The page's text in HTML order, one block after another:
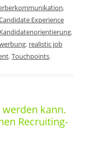
,
Experience
Kandidatenorientierung,
, realistic job
,Touchpoints.
kann.
Recruiting-